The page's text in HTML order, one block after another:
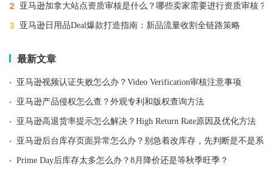
2 亚马逊加拿大站点资质审核是什么？哪些卖家需要进行资质审核？
3 亚马逊日用品Deal爆款打造指南：新品流量收割全链路策略
最新文章
· 亚马逊视频认证失败怎么办？Video Verification审核注意事项
· 亚马逊产品侵权怎么查？外观专利和版权查询方法
· 亚马逊高退货率提示怎么解决？High Return Rate原因及优化方法
· 亚马逊后台库存页面异常怎么办？别急着改库存，先判断是不是系
· Prime Day后库存太多怎么办？8月降价还是等秋季旺季？